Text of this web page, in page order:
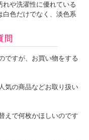
れや洗濯性に優れている
白色だけでなく、淡色系
ですが、お買い物をする
気の商品などお取り扱い
えで何枚かほしいのです